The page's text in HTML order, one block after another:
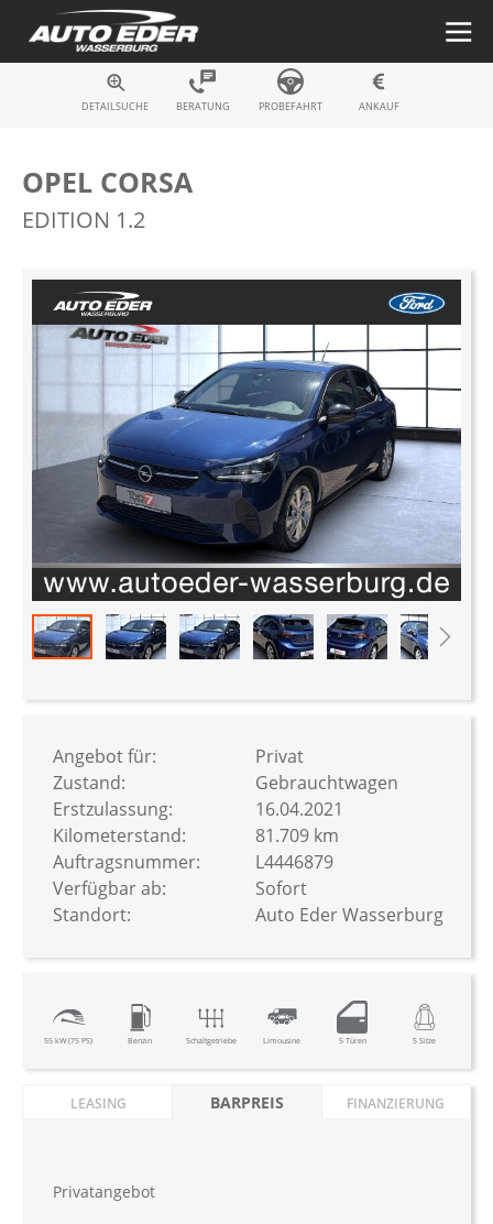
Fahrzeugsuche
DETAILSUCHE BERATUNG PROBEFAHRT ANKAUF
OPEL CORSA
EDITION 1.2
Ende
der
Bildergalerie
Anfang
Bildergalerie
springen
55 kW (75 PS) Benzin Schaltgetriebe Limousine 5 Türen 5 Sitze
Angebot für:
Privat
Zustand:
Gebrauchtwagen
Erstzulassung:
16.04.2021
Kilometerstand:
81.709 km
Auftragsnummer:
L4446879
Verfügbar ab:
Sofort
Standort:
Auto Eder Wasserburg
LEASING BARPREIS FINANZIERUNG
Privatangebot